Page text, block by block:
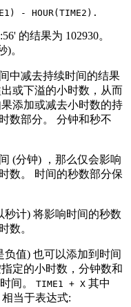
- HOUR(TIME2).
的结果为 102930。
)。
中减去持续时间的结果
或下溢的小时数，从而
添加或减去小时数的持
数部分。 分钟和秒不
(分钟) ，那么仅会影响
数。 时间的秒数部分保
秒计) 将影响时间的秒数
数。
值) 也可以添加到时间
定的小时数，分钟数和
间。 TIME1 + X 其中
当于表达式: